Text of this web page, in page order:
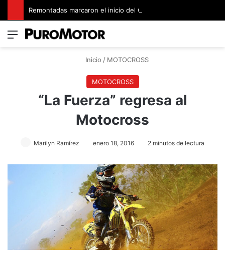
Menú
Inicio / MOTOCROSS
MOTOCROSS
“La Fuerza” regresa al
Motocross
Marilyn Ramírez enero 18, 2016 2 minutos de lectura